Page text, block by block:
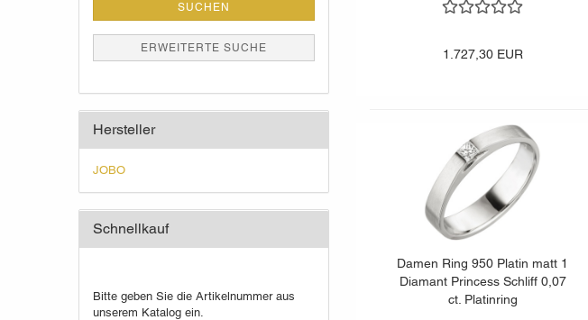
1.727,30 EUR
Damen Ring 950 Platin matt 1
Diamant Princess Schliff 0,07
ct. Platinring
SUCHEN
ERWEITERTE SUCHE
Hersteller
JOBO
Schnellkauf
BITTE
GEBEN
Bitte geben Sie die Artikelnummer aus
unserem Katalog ein.